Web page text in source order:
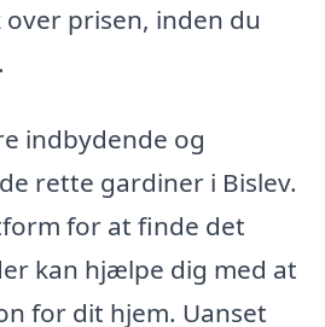
prisen, inden du
indbydende og
rette gardiner i Bislev.
for at finde det
kan hjælpe dig med at
for dit hjem. Uanset